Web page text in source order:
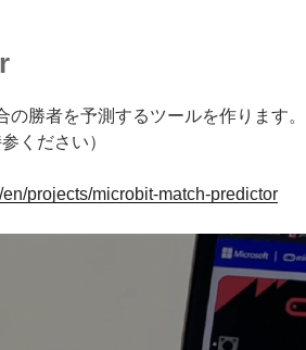
勝者を予測するツールを作ります。
ください）
projects/microbit-match-predictor